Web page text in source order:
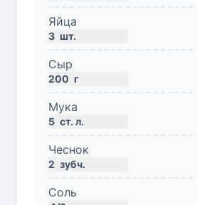
Яйца
3 шт.
Сыр
200 г
Мука
5 ст. л.
Чеснок
2 зубч.
Соль